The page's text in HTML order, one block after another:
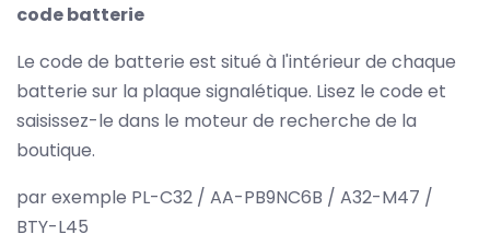
code batterie
Le code de batterie est situé à l'intérieur de chaque
batterie sur la plaque signalétique. Lisez le code et
saisissez-le dans le moteur de recherche de la
boutique.
par exemple PL-C32 / AA-PB9NC6B / A32-M47 /
BTY-L45